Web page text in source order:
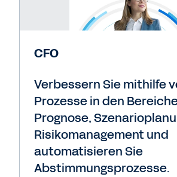
CFO
Verbessern Sie mithilfe
Prozesse in den
Prognose,
Risikomanagement und
automatisieren Sie
Abstimmungsprozesse.